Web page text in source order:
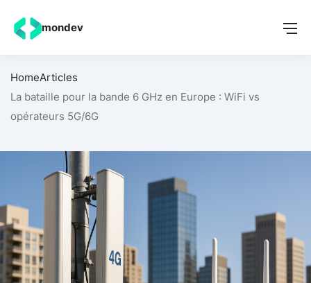
mondev
HomeArticles
La bataille pour la bande 6 GHz en Europe : WiFi vs
opérateurs 5G/6G
La bataille pour la
bande 6 GHz en Europe